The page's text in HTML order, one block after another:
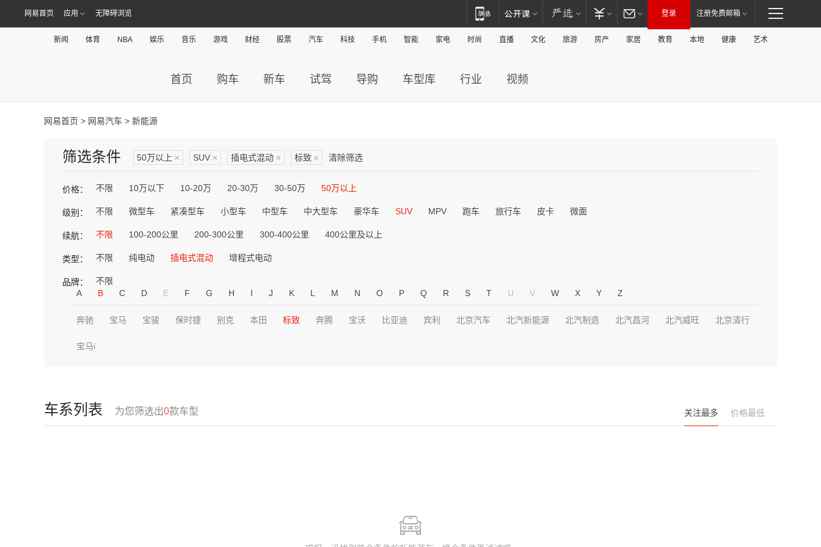
网易首页 应用 无障碍浏览 登录 注册免费邮箱
新闻 体育 NBA 娱乐 音乐 游戏 财经 股票 汽车 科技 手机 智能 家电 时尚 直播 文化 旅游 房产 家居 教育 本地 健康 艺术
首页 购车 新车 试驾 导购 车型库 行业 视频
网易首页 > 网易汽车 > 新能源
筛选条件 50万以上 × SUV × 插电式混动 × 标致 × 清除筛选
价格： 不限 10万以下 10-20万 20-30万 30-50万 50万以上
级别： 不限 微型车 紧凑型车 小型车 中型车 中大型车 豪华车 SUV MPV 跑车 旅行车 皮卡 微面
续航： 不限 100-200公里 200-300公里 300-400公里 400公里及以上
类型： 不限 纯电动 插电式混动 增程式电动
品牌：
不限
A
B C D E F G H I J K L M N O P Q R S T U V W X Y Z
奔驰 宝马 宝骏 保时捷 别克 本田 标致 奔腾 宝沃 比亚迪 宾利 北京汽车 北汽新能源 北汽制造 北汽昌河 北汽威旺 北京清行
宝马i
车系列表 为您筛选出0款车型 关注最多 价格最低